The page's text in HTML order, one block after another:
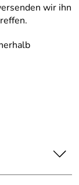
wir ihn
Gebirgsrodel